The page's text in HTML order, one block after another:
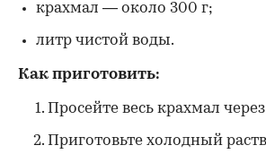
крахмал — около 300 г;
литр чистой воды.
Как приготовить:
Просейте весь крахмал
Приготовьте холодный